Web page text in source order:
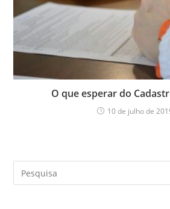
O que esperar do
10 de julho de